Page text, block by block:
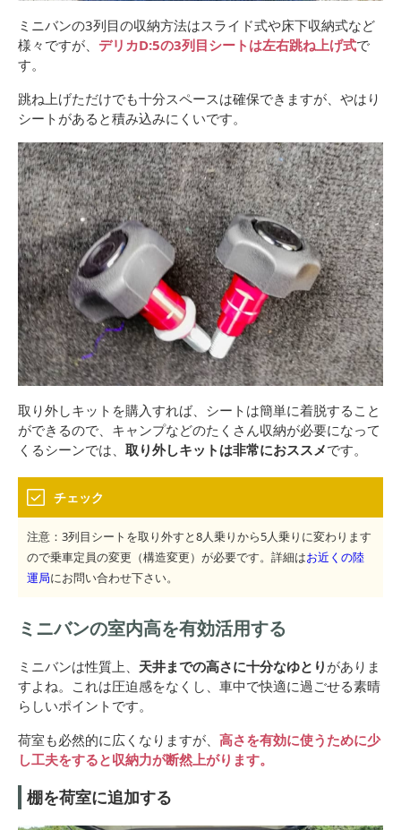
ミニバンの3列目の収納方法はスライド式や床下収納式など
様々ですが、 デリカD:5の3列目シートは左右跳ね上げ式で
す。
跳ね上げただけでも十分スペースは確保できますが、やはり
シートがあると積み込みにくいです。
取り外しキットを購入すれば、シートは簡単に着脱すること
ができるので、キャンプなどのたくさん収納が必要になって
くるシーンでは、 取り外しキットは非常におススメです。
チェック
注意：3列目シートを取り外すと8人乗りから5人乗りに変わります
ので乗車定員の変更（構造変更）が必要です。詳細はお近くの陸
運局にお問い合わせ下さい。
ミニバンの室内高を有効活用する
ミニバンは性質上、 天井までの高さに十分なゆとり がありま
すよね。これは圧迫感をなくし、車中で快適に過ごせる素晴
らしいポイントです。
荷室も必然的に広くなりますが、 高さを有効に使うために少
し工夫をすると収納力が断然上がります。
棚を荷室に追加する